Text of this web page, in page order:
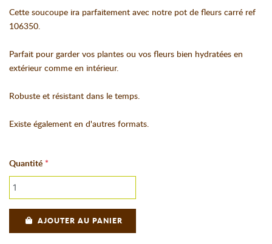
Cette soucoupe ira parfaitement avec notre pot de fleurs carré ref
106350.
Parfait pour garder vos plantes ou vos fleurs bien hydratées en
extérieur comme en intérieur.
Robuste et résistant dans le temps.
Existe également en d'autres formats.
Quantité
AJOUTER AU PANIER